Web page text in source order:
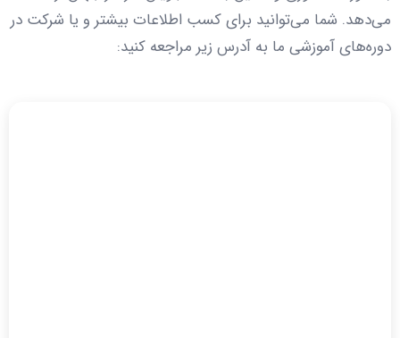
می‌دهد. شما می‌توانید برای کسب اطلاعات بیشتر و یا شرکت در
دوره‌های آموزشی ما به آدرس زیر مراجعه کنید: